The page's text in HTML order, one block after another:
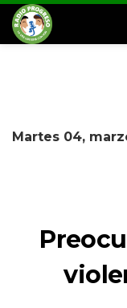
Martes 04,